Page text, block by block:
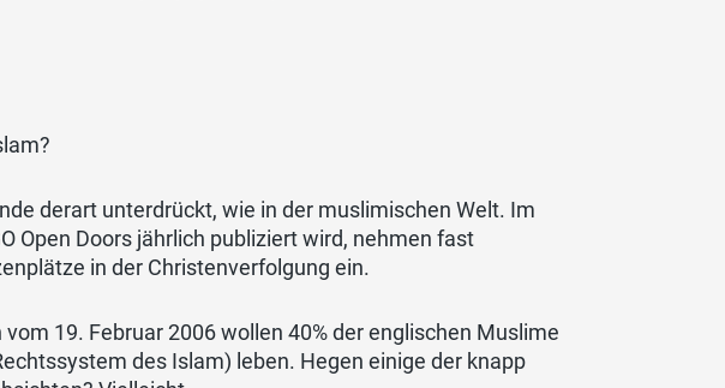
derart unterdrückt, wie in der muslimischen Welt. Im
Open Doors jährlich publiziert wird, nehmen fast
in der Christenverfolgung ein.
19. Februar 2006 wollen 40% der englischen Muslime
des Islam) leben. Hegen einige der knapp